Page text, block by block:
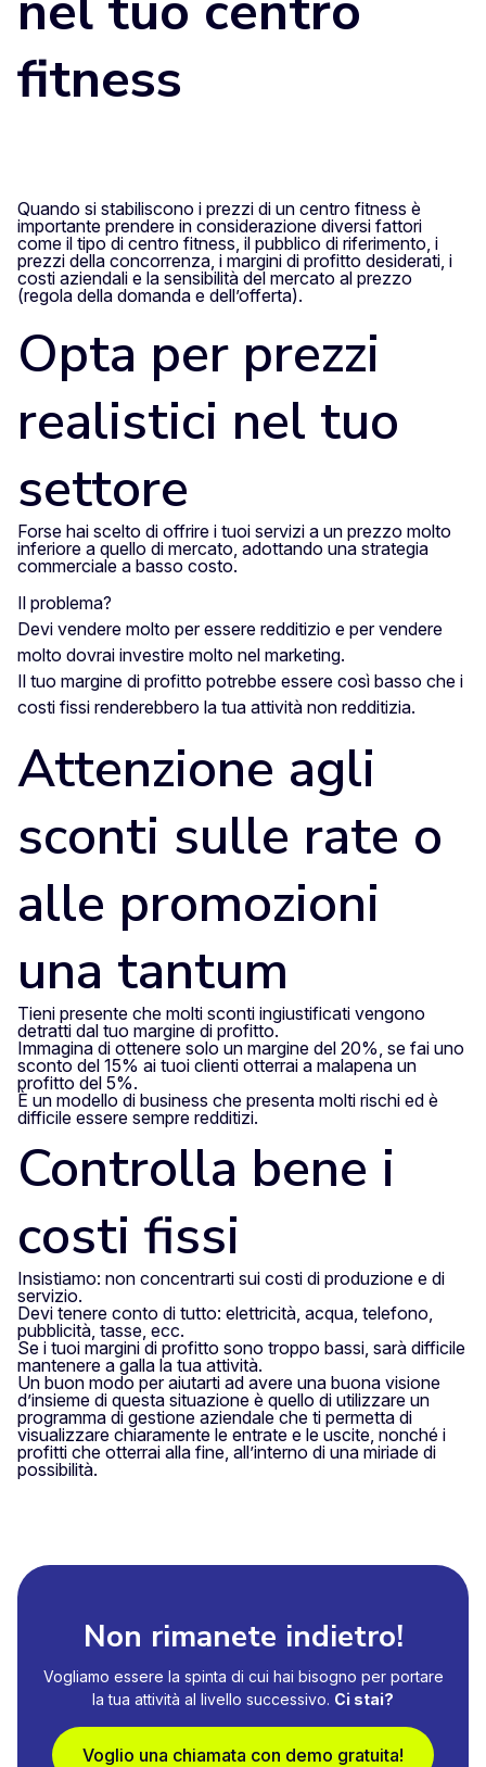
fitness
Quando si stabiliscono i prezzi di un centro fitness è
importante prendere in considerazione diversi fattori
come il tipo di centro fitness, il pubblico di riferimento, i
prezzi della concorrenza, i margini di profitto desiderati, i
costi aziendali e la sensibilità del mercato al prezzo
(regola della domanda e dell’offerta).
Opta per prezzi
realistici nel tuo
settore
Forse hai scelto di offrire i tuoi servizi a un prezzo molto
inferiore a quello di mercato, adottando una strategia
commerciale a basso costo.
Il problema?
Devi vendere molto per essere redditizio e per vendere
molto dovrai investire molto nel marketing.
Il tuo margine di profitto potrebbe essere così basso che i
costi fissi renderebbero la tua attività non redditizia.
Attenzione agli
sconti sulle rate o
alle promozioni
una tantum
Tieni presente che molti sconti ingiustificati vengono
detratti dal tuo margine di profitto.
Immagina di ottenere solo un margine del 20%, se fai uno
sconto del 15% ai tuoi clienti otterrai a malapena un
profitto del 5%.
È un modello di business che presenta molti rischi ed è
difficile essere sempre redditizi.
Controlla bene i
costi fissi
Insistiamo: non concentrarti sui costi di produzione e di
servizio.
Devi tenere conto di tutto: elettricità, acqua, telefono,
pubblicità, tasse, ecc.
Se i tuoi margini di profitto sono troppo bassi, sarà difficile
mantenere a galla la tua attività.
Un buon modo per aiutarti ad avere una buona visione
d’insieme di questa situazione è quello di utilizzare un
programma di gestione aziendale che ti permetta di
visualizzare chiaramente le entrate e le uscite, nonché i
profitti che otterrai alla fine, all’interno di una miriade di
possibilità.
Non rimanete indietro!
Vogliamo essere la spinta di cui hai bisogno per portare
la tua attività al livello successivo. Ci stai?
Voglio una chiamata con demo gratuita!